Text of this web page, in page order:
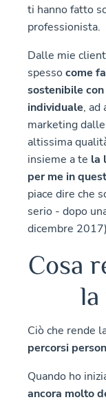
ti hanno fatto
professionista.
Dalle mie
spesso come
sostenibile
individuale, ad
marketing
altissima
insieme a te la
per me in
piace dire che
serio - dopo
dicembre
Cosa
la
Ciò che rende
percorsi
Quando ho
ancora molto